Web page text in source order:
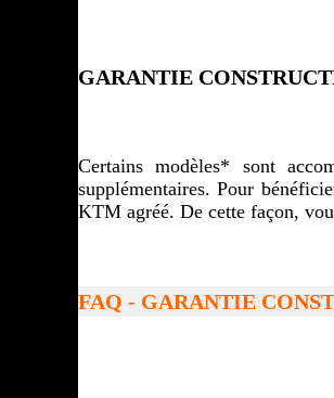
GARANTIE
Certains modèles* sont
supplémentaires. Pour
KTM agréé. De cette façon,
FAQ - GARANTIE